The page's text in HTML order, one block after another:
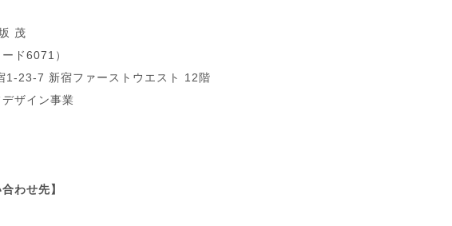
茂
ド6071）
1-23-7 新宿ファーストウエスト 12階
ザイン事業
わせ先】